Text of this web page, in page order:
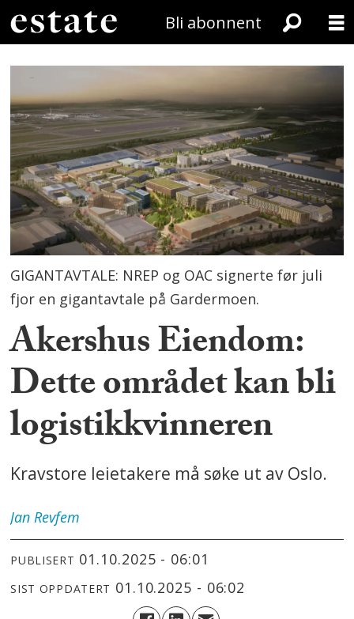
Bli abonnent
GIGANTAVTALE: NREP og OAC signerte før juli
fjor en gigantavtale på Gardermoen.
Akershus Eiendom:
Dette området kan bli
logistikkvinneren
Kravstore leietakere må søke ut av Oslo.
Jan Revfem
PUBLISERT 01.10.2025 - 06:01
SIST OPPDATERT 01.10.2025 - 06:02